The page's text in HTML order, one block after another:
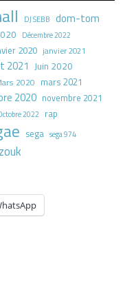
DJ SEBB dom-tom
Décembre 2022
2020 janvier 2021
2021 Juin 2020
2020 mars 2021
2020 novembre 2021
2022 rap
sega sega 974
zouk